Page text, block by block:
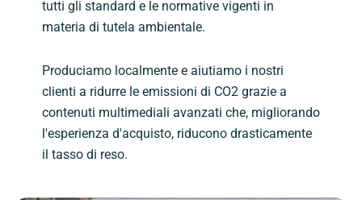
tutti gli standard e le normative vigenti in
materia di tutela ambientale.
Produciamo localmente e aiutiamo i nostri
clienti a ridurre le emissioni di CO2 grazie a
contenuti multimediali avanzati che, migliorando
l'esperienza d'acquisto, riducono drasticamente
il tasso di reso.